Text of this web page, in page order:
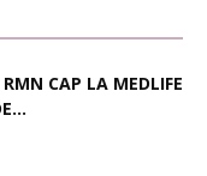
CAP LA MEDLIFE